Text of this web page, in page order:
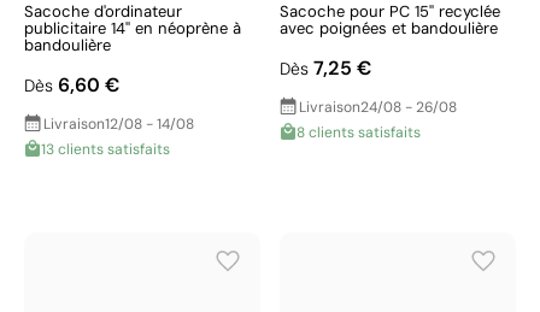
Sacoche d'ordinateur
publicitaire 14'' en néoprène à
bandoulière
Dès 6,60 €
Livraison12/08 - 14/08
13 clients satisfaits
Sacoche pour PC 15'' recyclée
avec poignées et bandoulière
Dès 7,25 €
Livraison24/08 - 26/08
8 clients satisfaits